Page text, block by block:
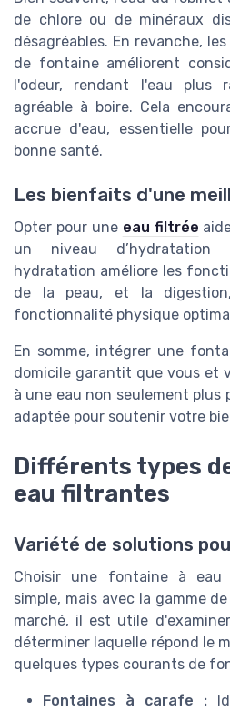
de chlore ou de minéraux
désagréables. En revanche, les
de fontaine améliorent
l'odeur, rendant l'eau plus
agréable à boire. Cela
accrue d'eau, essentielle
bonne santé.
Les bienfaits d'une
Opter pour une eau filtrée
un niveau d’hydratation
hydratation améliore les
de la peau, et la
fonctionnalité physique
En somme, intégrer une
domicile garantit que vous et
à une eau non seulement plus
adaptée pour soutenir votre
Différents types
eau filtrantes
Variété de solutions
Choisir une fontaine à eau
simple, mais avec la gamme
marché, il est utile
déterminer laquelle répond le
quelques types courants de
Fontaines à carafe :